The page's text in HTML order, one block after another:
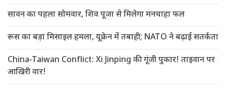
सावन का पहला सोमवार, शिव पूजा से मिलेगा मनचाहा फल
रूस का बड़ा मिसाइल हमला, यूक्रेन में तबाही; NATO ने बढ़ाई सतर्कता
China-Taiwan Conflict: Xi Jinping की गूंजी पुकार! ताइवान पर
आखिरी वार!